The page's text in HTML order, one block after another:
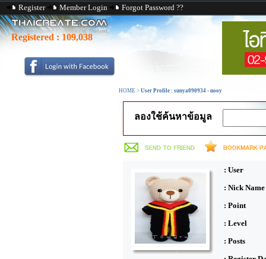
Register Member Login Forgot Password ??
Registered : 109,038
HOME > User Profile : sunya090934 - nooy
ลองใช้ค้นหาข้อมูล
: User
: Nick Name
: Point
: Level
: Posts